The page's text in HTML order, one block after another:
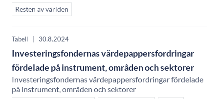
Resten av världen
Tabell 30.8.2024
Investeringsfondernas värdepappersfordringar
fördelade på instrument, områden och sektorer
Investeringsfondernas värdepappersfordringar fördelade
på instrument, områden och sektorer